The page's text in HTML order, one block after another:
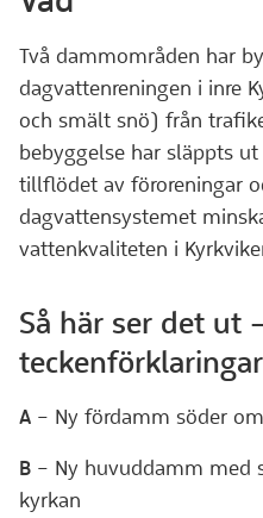
Två dammområden har
dagvattenreningen i inre
och smält snö) från
bebyggelse har släppts
tillflödet av föroreningar
dagvattensystemet
vattenkvaliteten i
Så här ser det ut
A – Ny fördamm söder
B – Ny huvuddamm med
kyrkan